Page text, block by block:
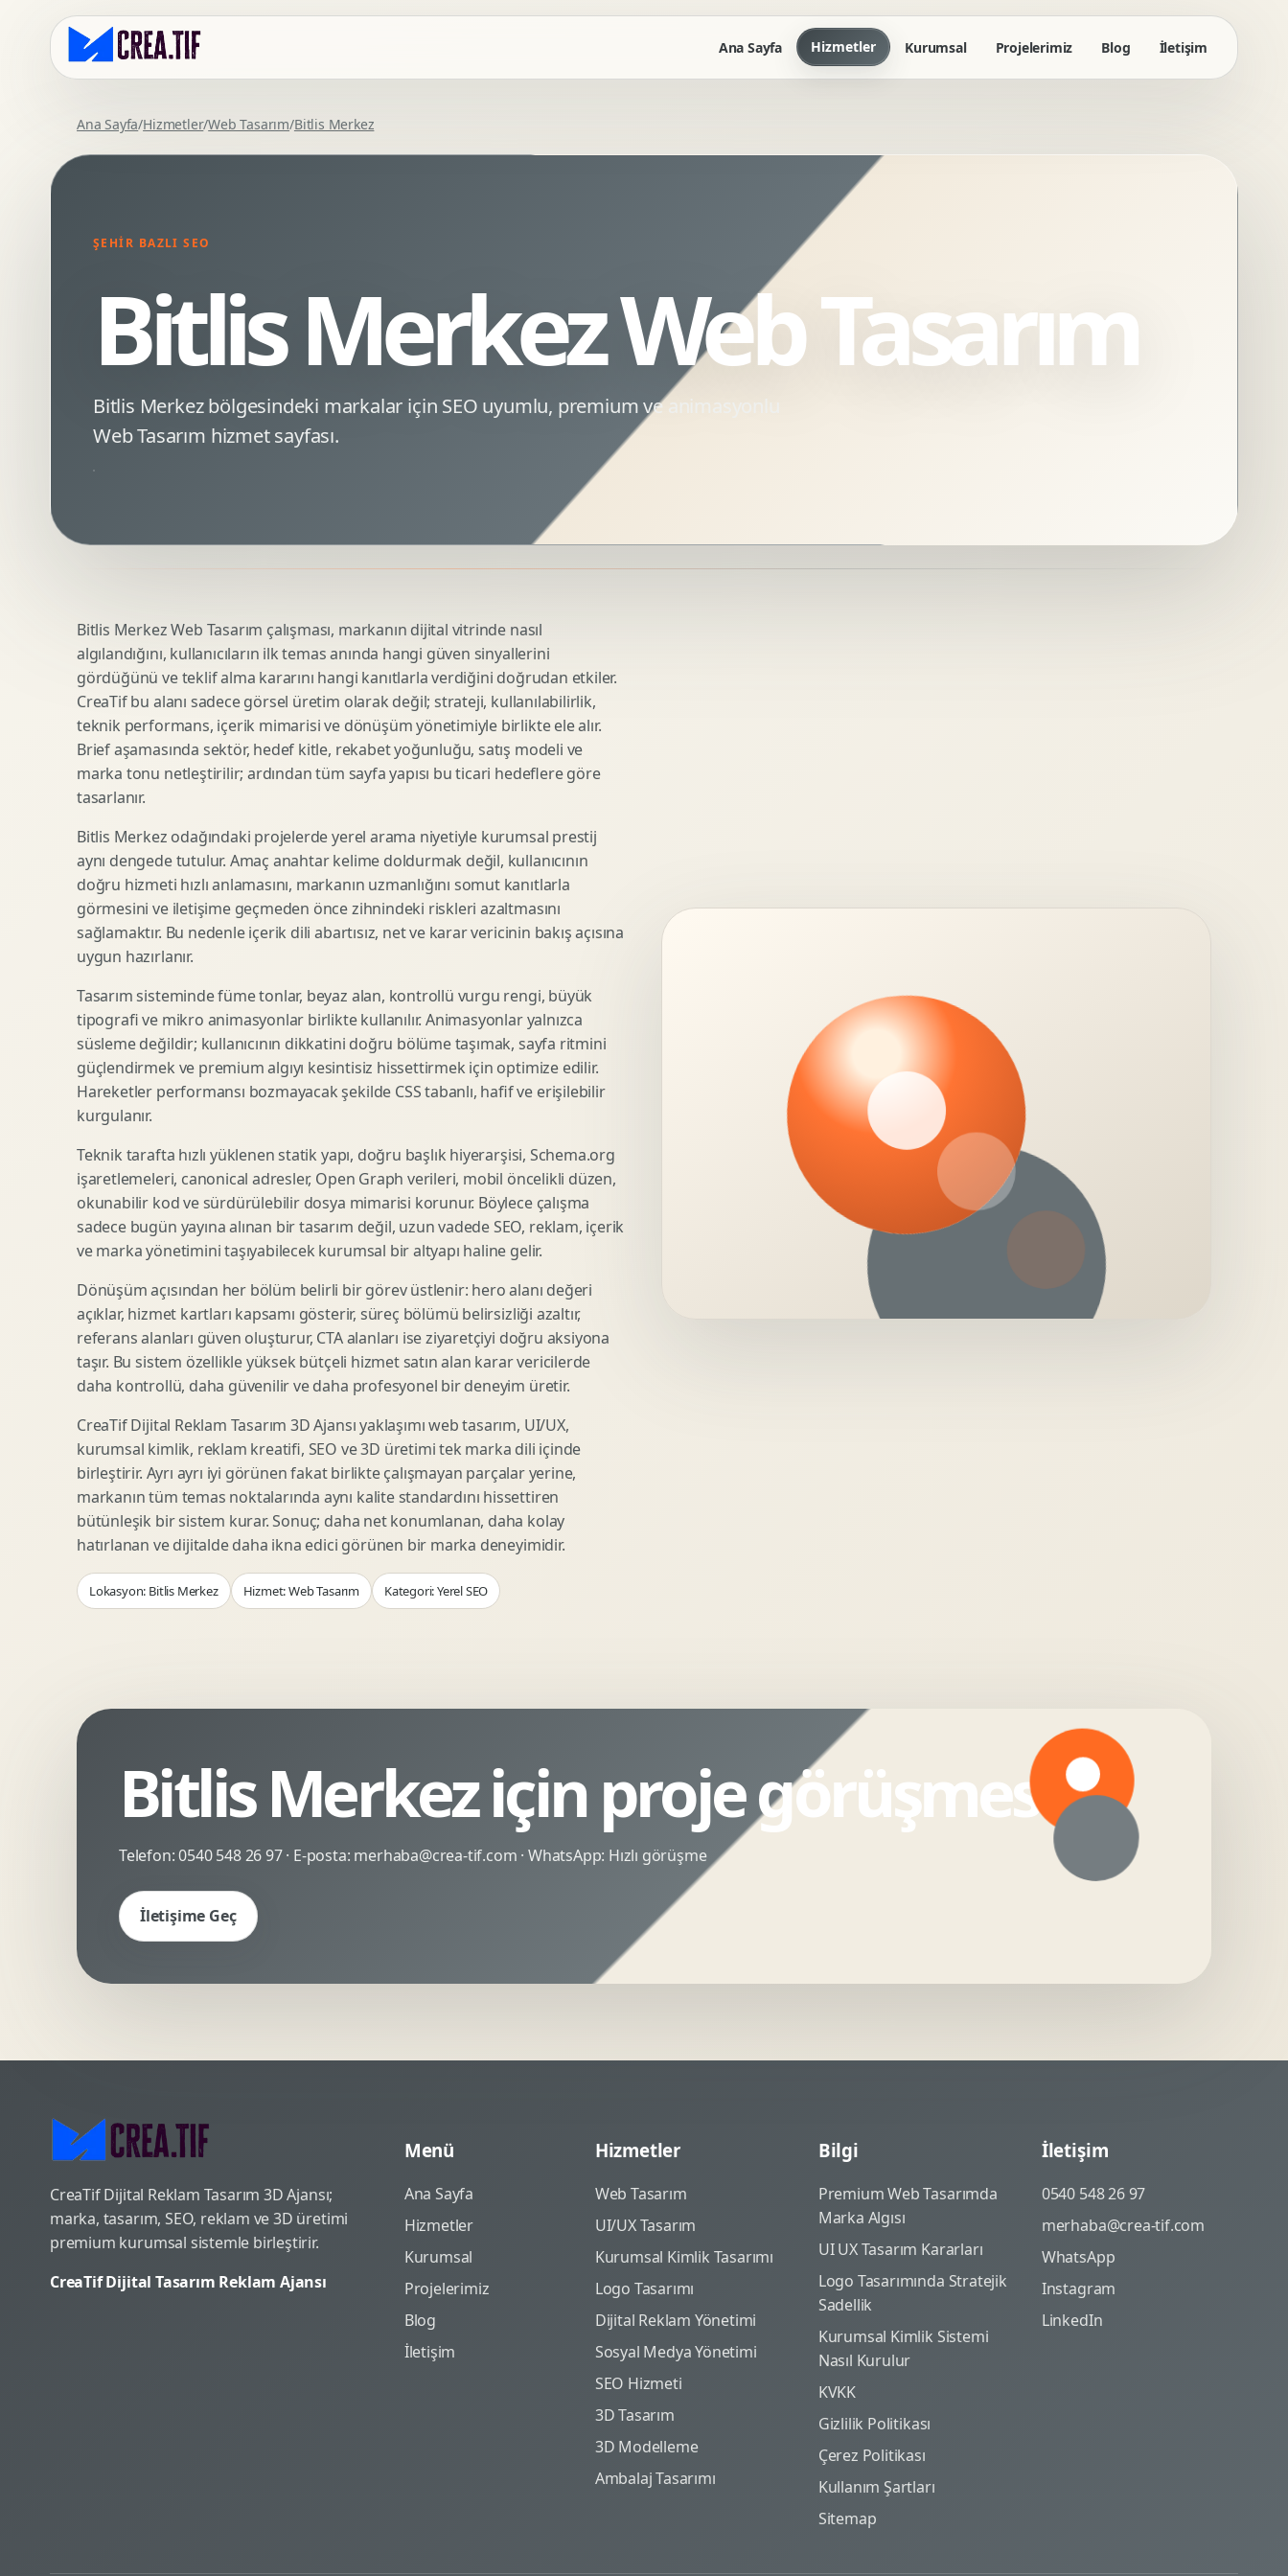
Ana Sayfa Hizmetler
Kurumsal Web Tasarim
SEO Uyumlu Web Tasarim
Webflow Web Tasarim
Framer Web Tasarim
Kurumsal Site Yenileme
Prototip Tasarimi
Dashboard UI Tasarimi
Conversion UX Optimizasyonu
Kurumsal Dokuman Tasarimi
Ofis Ici Gorsel Kimlik
Kurumsal Katalog Tasarimi
Minimal Logo Tasarimi
Premium Logo Tasarimi
Logo Revizyonu
Kurumsal Logo Yenileme
Google Ads Reklam Tasarimi
Remarketing Kreatifleri
Sosyal Medya Kreatif Tasarimi
Reels Kapak Tasarimi
Topluluk Yonetimi
Influencer Kampanya Tasarimi
SEO Denetimi
E Ticaret SEO
Uluslararasi SEO
SEO Icerik Stratejisi
Schema Markup Optimizasyonu
Urun Gorsellestirme
3D Reklam Gorseli
Cgi Kampanya Gorseli
3D Karakter Tasarimi
3D Stand Tasarimi
3D Sosyal Medya Gorseli
3D Lansman Filmi
3D Urun Modelleme
Mimari 3D Gorsellestirme
Endustriyel Modelleme
Low Poly Modelleme
High Poly Modelleme
3D Render Alma
Teknik Modelleme
Premium Ambalaj Tasarimi
Etiket Tasarimi
Kutu Tasarimi
Raf Gorunurlugu
E Ticaret Kutu Tasarimi
Ambalaj Mockup Tasarimi
Afis Tasarimi
Brosur Tasarimi
Sosyal Medya Gorsel Tasarimi
Sunum Tasarimi
Katalog Tasarimi
Fuaye Gorsel Tasarimi
Kurumsal Ilan Tasarimi
Marka Stratejisi
Marka Konumlandirma
Isimlendirme
Rekabet Analizi
Hedef Kitle Analizi
Deger Onerisi Tasarimi
Pazara Giris Stratejisi
Woocommerce Tasarim
Eticaret UX Optimizasyonu
Kategori Sayfasi Tasarimi
Pazaryeri Marka Magazasi
Eticaret SEO Altyapisi
Reklam Landing Page
Urun Lansman Sayfasi
Ab Test Arayuzu
Webinar Landing Page
Form Optimizasyonu
Sales Page Tasarimi
Video Reklam Kreatifi
Outdoor Reklam Tasarimi
Kampanya Kimligi
Performans Kreatif Seti
Statik Reklam Gorseli
Motion Banner Tasarimi
Logo Animasyonu
Mikro Animasyon Tasarimi
Reklam Motion Video
Urun Tanitim Animasyonu
Kinetik Tipografi
Webgl Deneyim Tasarimi
Interaktif Kampanya
AI Gorsel Konsept
Dinamik Landing Page
Kurumsal Projelerimiz Blog İletişim
Ana Sayfa/Hizmetler/Web Tasarım/Bitlis Merkez
ŞEHIR BAZLI SEO
Bitlis Merkez Web Tasarım
Bitlis Merkez bölgesindeki markalar için SEO uyumlu, premium ve animasyonlu
Web Tasarım hizmet sayfası.
Bitlis Merkez Web Tasarım çalışması, markanın dijital vitrinde nasıl
algılandığını, kullanıcıların ilk temas anında hangi güven sinyallerini
gördüğünü ve teklif alma kararını hangi kanıtlarla verdiğini doğrudan etkiler.
CreaTif bu alanı sadece görsel üretim olarak değil; strateji, kullanılabilirlik,
teknik performans, içerik mimarisi ve dönüşüm yönetimiyle birlikte ele alır.
Brief aşamasında sektör, hedef kitle, rekabet yoğunluğu, satış modeli ve
marka tonu netleştirilir; ardından tüm sayfa yapısı bu ticari hedeflere göre
tasarlanır.
Bitlis Merkez odağındaki projelerde yerel arama niyetiyle kurumsal prestij
aynı dengede tutulur. Amaç anahtar kelime doldurmak değil, kullanıcının
doğru hizmeti hızlı anlamasını, markanın uzmanlığını somut kanıtlarla
görmesini ve iletişime geçmeden önce zihnindeki riskleri azaltmasını
sağlamaktır. Bu nedenle içerik dili abartısız, net ve karar vericinin bakış açısına
uygun hazırlanır.
Tasarım sisteminde füme tonlar, beyaz alan, kontrollü vurgu rengi, büyük
tipografi ve mikro animasyonlar birlikte kullanılır. Animasyonlar yalnızca
süsleme değildir; kullanıcının dikkatini doğru bölüme taşımak, sayfa ritmini
güçlendirmek ve premium algıyı kesintisiz hissettirmek için optimize edilir.
Hareketler performansı bozmayacak şekilde CSS tabanlı, hafif ve erişilebilir
kurgulanır.
Teknik tarafta hızlı yüklenen statik yapı, doğru başlık hiyerarşisi, Schema.org
işaretlemeleri, canonical adresler, Open Graph verileri, mobil öncelikli düzen,
okunabilir kod ve sürdürülebilir dosya mimarisi korunur. Böylece çalışma
sadece bugün yayına alınan bir tasarım değil, uzun vadede SEO, reklam, içerik
ve marka yönetimini taşıyabilecek kurumsal bir altyapı haline gelir.
Dönüşüm açısından her bölüm belirli bir görev üstlenir: hero alanı değeri
açıklar, hizmet kartları kapsamı gösterir, süreç bölümü belirsizliği azaltır,
referans alanları güven oluşturur, CTA alanları ise ziyaretçiyi doğru aksiyona
taşır. Bu sistem özellikle yüksek bütçeli hizmet satın alan karar vericilerde
daha kontrollü, daha güvenilir ve daha profesyonel bir deneyim üretir.
CreaTif Dijital Reklam Tasarım 3D Ajansı yaklaşımı web tasarım, UI/UX,
kurumsal kimlik, reklam kreatifi, SEO ve 3D üretimi tek marka dili içinde
birleştirir. Ayrı ayrı iyi görünen fakat birlikte çalışmayan parçalar yerine,
markanın tüm temas noktalarında aynı kalite standardını hissettiren
bütünleşik bir sistem kurar. Sonuç; daha net konumlanan, daha kolay
hatırlanan ve dijitalde daha ikna edici görünen bir marka deneyimidir.
Lokasyon: Bitlis Merkez Hizmet: Web Tasarım Kategori: Yerel SEO
Bitlis Merkez için proje görüşmesi
Telefon:0540 548 26 97· E-posta: merhaba@crea-tif.com · WhatsApp: Hızlı görüşme
İletişime Geç
CreaTif Dijital Reklam Tasarım 3D Ajansı;
marka, tasarım, SEO, reklam ve 3D üretimi
premium kurumsal sistemle birleştirir.
CreaTif Dijital Tasarım Reklam Ajansı
Menü
Ana Sayfa
Hizmetler
Kurumsal
Projelerimiz
Blog
İletişim
Hizmetler
Web Tasarım
UI/UX Tasarım
Kurumsal Kimlik Tasarımı
Logo Tasarımı
Dijital Reklam Yönetimi
Sosyal Medya Yönetimi
SEO Hizmeti
3D Tasarım
3D Modelleme
Ambalaj Tasarımı
Bilgi
Premium Web Tasarımda
Marka Algısı
UI UX Tasarım Kararları
Logo Tasarımında Stratejik
Sadellik
Kurumsal Kimlik Sistemi
Nasıl Kurulur
KVKK
Gizlilik Politikası
Çerez Politikası
Kullanım Şartları
Sitemap
İletişim
0540 548 26 97
merhaba@crea-tif.com
WhatsApp
Instagram
LinkedIn